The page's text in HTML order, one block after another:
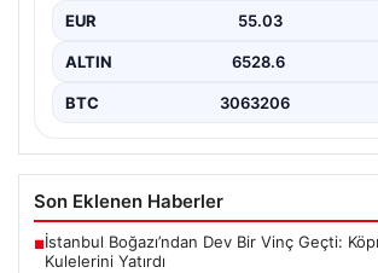
EUR 55.03
ALTIN 6528.6
BTC 3063206
Son Eklenen Haberler
■İstanbul Boğazı’ndan Dev Bir Vinç Geçti:
Kulelerini Yatırdı